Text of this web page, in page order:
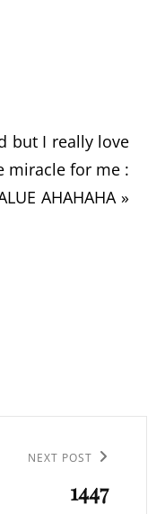
but I really love
miracle for me :
AHAHAHA »
NEXT POST
1447